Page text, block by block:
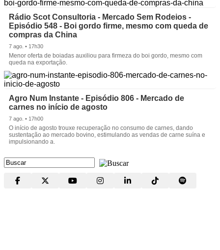
Rádio Scot Consultoria - Mercado Sem Rodeios -
Episódio 548 - Boi gordo firme, mesmo com queda de
compras da China
7 ago. • 17h30
Menor oferta de boiadas auxiliou para firmeza do boi gordo, mesmo com
queda na exportação.
Agro Num Instante - Episódio 806 - Mercado de
carnes no início de agosto
7 ago. • 17h00
O início de agosto trouxe recuperação no consumo de carnes, dando
sustentação ao mercado bovino, estimulando as vendas de carne suína e
impulsionando a.